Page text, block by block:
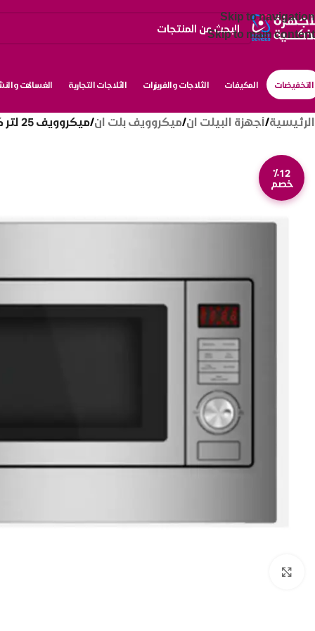
Skip to navigation
Skip to main content
التخفيضات المكيفات الثلاجات والفريزرات الثلاجات التجارية الغسالات
الرئيسية/أجهزة البيلت ان/ميكروويف بلت ان/ميكروويف 25 لتر كيتشن لاين بلت ان – ستيل AG925BVG-SS
٪12
خصم